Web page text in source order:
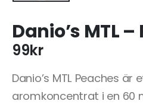
Danio’s MTL
99kr
Danio’s MTL Peaches är
aromkoncentrat i en 60